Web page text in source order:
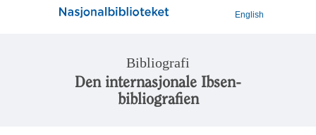
English
Bibliografi
Den internasjonale Ibsen-
bibliografien